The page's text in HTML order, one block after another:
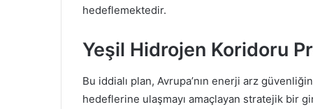
hedeflemektedir.
Yeşil Hidrojen Koridoru
Bu iddialı plan, Avrupa’nın enerji arz
hedeflerine ulaşmayı amaçlayan stratejik bir